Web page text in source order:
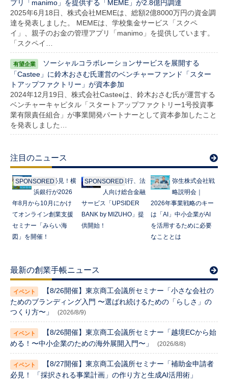
プリ「manimo」を提供する「MEME」が2.8億円調達
2025年6月18日、株式会社MEMEは、総額2億8000万円の資金調
達を発表しました。 MEMEは、学校集金サービス「スクペ
イ」、親子のお金の管理アプリ「manimo」を提供しています。
「スクペイ…
ソーシャルコラボレーションサービスを展開する
「Castee」に鈴木おさむ氏運営のベンチャーファンド「スター
トアップファクトリー」が資本参加
2024年12月19日、株式会社Casteeは、鈴木おさむ氏が運営する
ベンチャーキャピタル「スタートアップファクトリー1号投資事
業有限責任組合」が事業開発パートナーとして資本参加したこと
を発表しました…
注目のニュース
SPONSORED起業家必見！横
浜銀行が2026
年8月から10月にかけ
てオンライン創業支援
セミナー「みらい海
図」を開催！
SPONSOREDみずほ銀行、法
人向け総合金融
サービス「UPSIDER
BANK by MIZUHO」提
供開始！
弥生株式会社戦
略説明会｜
2026年事業戦略のキー
は「AI」中小企業がAI
を活用するために必要
なこととは
最新の創業手帳ニュース
【8/26開催】東京商工会議所セミナー「小さな会社の
ためのブランディング入門 〜選ばれ続けるための「らしさ」の
つくり方〜」
(2026/8/9)
【8/26開催】東京商工会議所セミナー「越境ECから始
める！〜中小企業のための海外展開入門〜」
(2026/8/8)
【8/27開催】東京商工会議所セミナー「補助金申請者
必見！ 「採択される事業計画」の作り方と生成AI活用術」